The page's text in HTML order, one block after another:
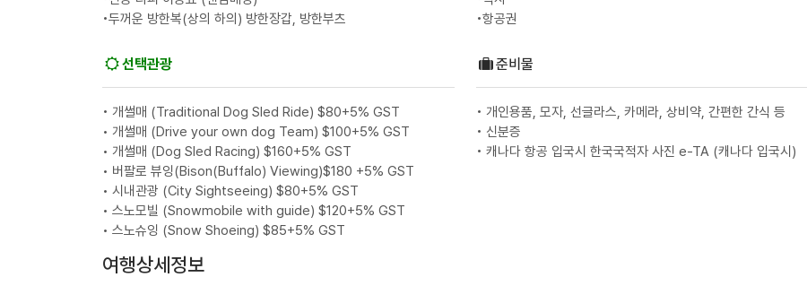
•두꺼운 방한복(상의 하의) 방한장갑, 방한부츠
•항공권
선택관광
• 개썰매 (Traditional Dog Sled Ride) $80+5% GST
• 개썰매 (Drive your own dog Team) $100+5% GST
• 개썰매 (Dog Sled Racing) $160+5% GST
• 버팔로 뷰잉(Bison(Buffalo) Viewing)$180 +5% GST
• 시내관광 (City Sightseeing) $80+5% GST
• 스노모빌 (Snowmobile with guide) $120+5% GST
• 스노슈잉 (Snow Shoeing) $85+5% GST
준비물
• 개인용품, 모자, 선글라스, 카메라, 상비약, 간편한 간식 등
• 신분증
• 캐나다 항공 입국시 한국국적자 사진 e-TA (캐나다 입국시)
여행상세정보